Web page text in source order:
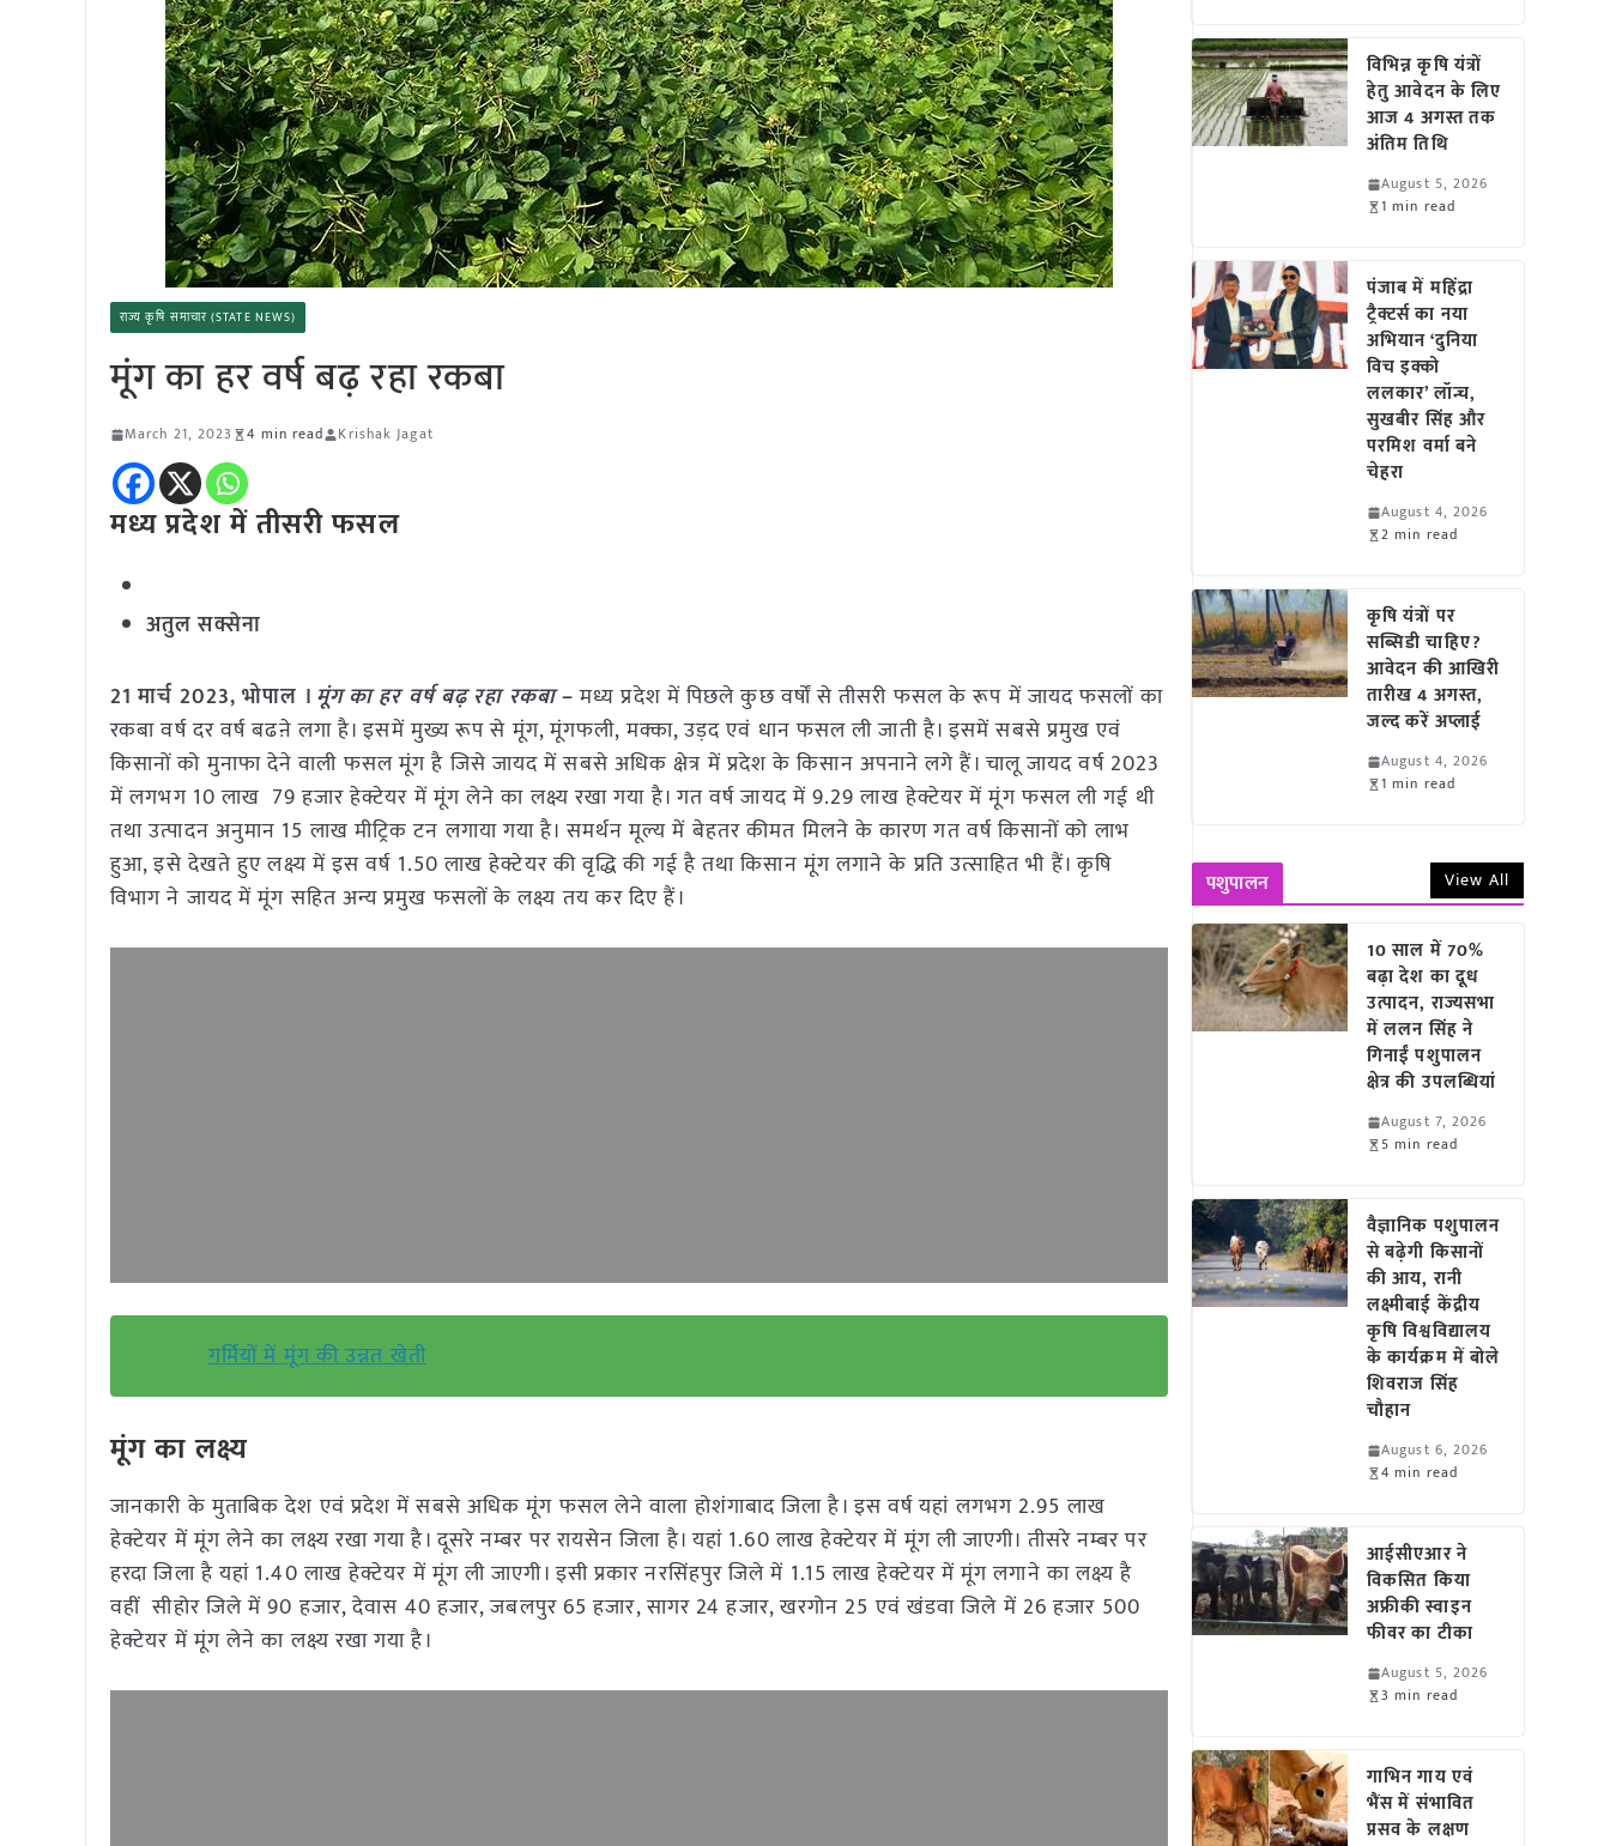
राज्य कृषि समाचार (STATE NEWS)
मूंग का हर वर्ष बढ़ रहा रकबा
March 21, 2023 4 min read Krishak Jagat
मध्य प्रदेश में तीसरी फसल
अतुल सक्सेना
21 मार्च 2023, भोपाल । मूंग का हर वर्ष बढ़ रहा रकबा–मध्य प्रदेश में पिछले कुछ वर्षों से तीसरी फसल के रूप में जायद फसलों का
रकबा वर्ष दर वर्ष बढऩे लगा है। इसमें मुख्य रूप से मूंग, मूंगफली, मक्का, उड़द एवं धान फसल ली जाती है। इसमें सबसे प्रमुख एवं
किसानों को मुनाफा देने वाली फसल मूंग है जिसे जायद में सबसे अधिक क्षेत्र में प्रदेश के किसान अपनाने लगे हैं। चालू जायद वर्ष 2023
में लगभग 10 लाख 79 हजार हेक्टेयर में मूंग लेने का लक्ष्य रखा गया है। गत वर्ष जायद में 9.29 लाख हेक्टेयर में मूंग फसल ली गई थी
तथा उत्पादन अनुमान 15 लाख मीट्रिक टन लगाया गया है। समर्थन मूल्य में बेहतर कीमत मिलने के कारण गत वर्ष किसानों को लाभ
हुआ, इसे देखते हुए लक्ष्य में इस वर्ष 1.50 लाख हेक्टेयर की वृद्धि की गई है तथा किसान मूंग लगाने के प्रति उत्साहित भी हैं। कृषि
विभाग ने जायद में मूंग सहित अन्य प्रमुख फसलों के लक्ष्य तय कर दिए हैं।
गर्मियों में मूंग की उन्नत खेती
मूंग का लक्ष्य
जानकारी के मुताबिक देश एवं प्रदेश में सबसे अधिक मूंग फसल लेने वाला होशंगाबाद जिला है। इस वर्ष यहां लगभग 2.95 लाख
हेक्टेयर में मूंग लेने का लक्ष्य रखा गया है। दूसरे नम्बर पर रायसेन जिला है। यहां 1.60 लाख हेक्टेयर में मूंग ली जाएगी। तीसरे नम्बर पर
हरदा जिला है यहां 1.40 लाख हेक्टेयर में मूंग ली जाएगी। इसी प्रकार नरसिंहपुर जिले में 1.15 लाख हेक्टेयर में मूंग लगाने का लक्ष्य है
वहीं सीहोर जिले में 90 हजार, देवास 40 हजार, जबलपुर 65 हजार, सागर 24 हजार, खरगोन 25 एवं खंडवा जिले में 26 हजार 500
हेक्टेयर में मूंग लेने का लक्ष्य रखा गया है।
विभिन्न कृषि यंत्रों
हेतु आवेदन के लिए
आज 4 अगस्त तक
अंतिम तिथि
August 5, 2026
1 min read
पंजाब में महिंद्रा
ट्रैक्टर्स का नया
अभियान ‘दुनिया
विच इक्को
ललकार’ लॉन्च,
सुखबीर सिंह और
परमिश वर्मा बने
चेहरा
August 4, 2026
2 min read
कृषि यंत्रों पर
सब्सिडी चाहिए?
आवेदन की आखिरी
तारीख 4 अगस्त,
जल्द करें अप्लाई
August 4, 2026
1 min read
पशुपालन View All
10 साल में 70%
बढ़ा देश का दूध
उत्पादन, राज्यसभा
में ललन सिंह ने
गिनाईं पशुपालन
क्षेत्र की उपलब्धियां
August 7, 2026
5 min read
वैज्ञानिक पशुपालन
से बढ़ेगी किसानों
की आय, रानी
लक्ष्मीबाई केंद्रीय
कृषि विश्वविद्यालय
के कार्यक्रम में बोले
शिवराज सिंह
चौहान
August 6, 2026
4 min read
आईसीएआर ने
विकसित किया
अफ्रीकी स्वाइन
फीवर का टीका
August 5, 2026
3 min read
गाभिन गाय एवं
भैंस में संभावित
प्रसव के लक्षण